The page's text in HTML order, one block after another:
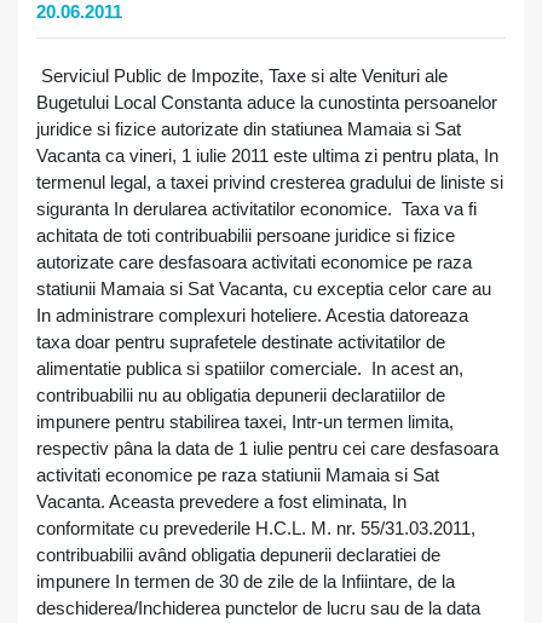
20.06.2011
Serviciul Public de Impozite, Taxe si alte Venituri ale
Bugetului Local Constanta aduce la cunostinta persoanelor
juridice si fizice autorizate din statiunea Mamaia si Sat
Vacanta ca vineri, 1 iulie 2011 este ultima zi pentru plata, In
termenul legal, a taxei privind cresterea gradului de liniste si
siguranta In derularea activitatilor economice. Taxa va fi
achitata de toti contribuabilii persoane juridice si fizice
autorizate care desfasoara activitati economice pe raza
statiunii Mamaia si Sat Vacanta, cu exceptia celor care au
In administrare complexuri hoteliere. Acestia datoreaza
taxa doar pentru suprafetele destinate activitatilor de
alimentatie publica si spatiilor comerciale. In acest an,
contribuabilii nu au obligatia depunerii declaratiilor de
impunere pentru stabilirea taxei, Intr-un termen limita,
respectiv pâna la data de 1 iulie pentru cei care desfasoara
activitati economice pe raza statiunii Mamaia si Sat
Vacanta. Aceasta prevedere a fost eliminata, In
conformitate cu prevederile H.C.L. M. nr. 55/31.03.2011,
contribuabilii având obligatia depunerii declaratiei de
impunere In termen de 30 de zile de la Infiintare, de la
deschiderea/Inchiderea punctelor de lucru sau de la data